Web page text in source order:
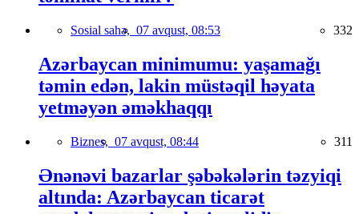
Sosial sahə, 07 avqust, 08:53 332
Azərbaycan minimumu: yaşamağı
təmin edən, lakin müstəqil həyata
yetməyən əməkhaqqı
Biznes, 07 avqust, 08:44 311
Ənənəvi bazarlar şəbəkələrin təzyiqi
altında: Azərbaycan ticarət